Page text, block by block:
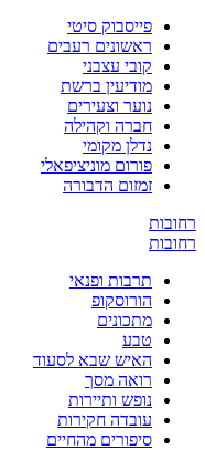
פייסבוק סיטי
ראשונים רעבים
קובי עצבני
מודיעין ברשת
נוער וצעירים
חברה וקהילה
נדלן מקומי
פורום מוניציפאלי
זמזום הדבורה
תרבות ופנאי
הורוסקופ
מתכונים
טבע
האיש שבא לסעוד
רואה מסך
נופש ותיירות
עובדה חקירות
סיפורים מהחיים